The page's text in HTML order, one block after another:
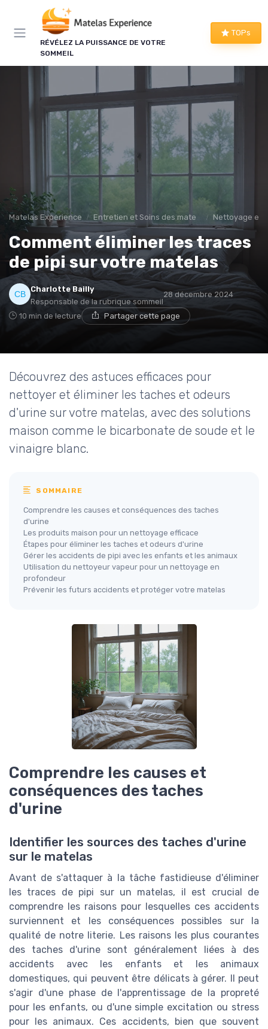
RÉVÉLEZ LA PUISSANCE DE VOTRE
SOMMEIL
TOPs
Matelas Experience Entretien et Soins des matelas Nettoyage et
Comment éliminer les traces
de pipi sur votre matelas
Charlotte Bailly
Responsable de la rubrique sommeil
28 décembre 2024
10 min de lecture Partager cette page
Découvrez des astuces efficaces pour
nettoyer et éliminer les taches et odeurs
d'urine sur votre matelas, avec des solutions
maison comme le bicarbonate de soude et le
vinaigre blanc.
SOMMAIRE
Comprendre les causes et conséquences des taches
d'urine
Les produits maison pour un nettoyage efficace
Étapes pour éliminer les taches et odeurs d'urine
Gérer les accidents de pipi avec les enfants et les animaux
Utilisation du nettoyeur vapeur pour un nettoyage en
profondeur
Prévenir les futurs accidents et protéger votre matelas
Comprendre les causes et
conséquences des taches
d'urine
Identifier les sources des taches d'urine
sur le matelas
Avant de s'attaquer à la tâche fastidieuse d'éliminer
les traces de pipi sur un matelas, il est crucial de
comprendre les raisons pour lesquelles ces accidents
surviennent et les conséquences possibles sur la
qualité de notre literie. Les raisons les plus courantes
des taches d'urine sont généralement liées à des
accidents avec les enfants et les animaux
domestiques, qui peuvent être délicats à gérer. Il peut
s'agir d'une phase de l'apprentissage de la propreté
pour les enfants, ou d'une simple excitation ou stress
pour les animaux. Ces accidents, bien que souvent
→ Je rejoins le club
* En rejoignant le club, j'accepte de recevoir les emails
Panneau de gestion des cookies